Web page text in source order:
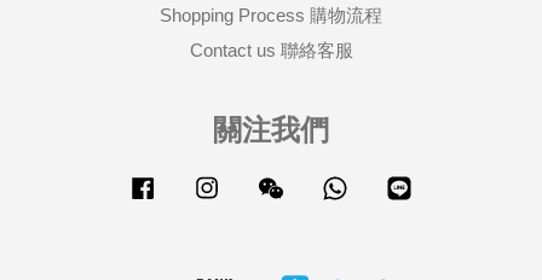
Shopping Process 購物流程
Contact us 聯絡客服
關注我們
Facebook Instagram Wechat Whatsapp